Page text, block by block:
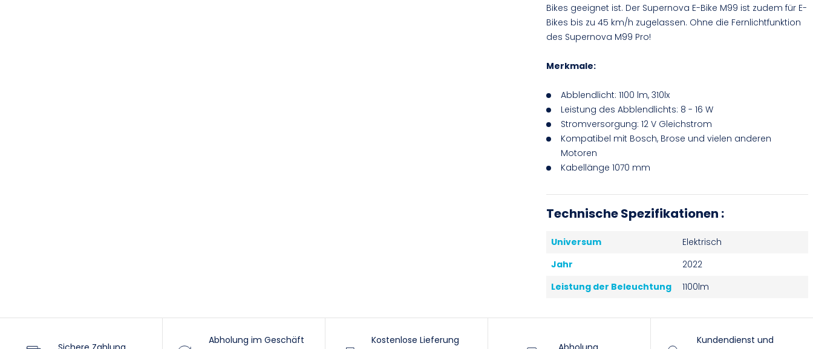
Bikes geeignet ist. Der Supernova E-Bike M99 ist zudem für E-
Bikes bis zu 45 km/h zugelassen. Ohne die Fernlichtfunktion
des Supernova M99 Pro!
Merkmale:
Abblendlicht: 1100 lm, 310lx
Leistung des Abblendlichts: 8 - 16 W
Stromversorgung: 12 V Gleichstrom
Kompatibel mit Bosch, Brose und vielen anderen
Motoren
Kabellänge 1070 mm
Technische Spezifikationen :
Universum
Elektrisch
Jahr
2022
Leistung der Beleuchtung
1100lm
Abholung im Geschäft
Kostenlose Lieferung
Kundendienst und